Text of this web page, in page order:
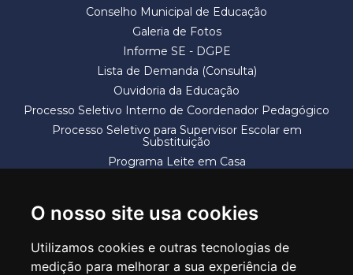
O nosso site usa cookies
Utilizamos cookies e outras tecnologias de
medição para melhorar a sua experiência de
Conselho Municipal de Educação
Galeria de Fotos
Informe SE - DGPE
Lista de Demanda (Consulta)
Ouvidoria da Educação
Processo Seletivo Interno de Coordenador Pedagógico
Processo Seletivo para Supervisor Escolar em
Substituição
Programa Leite em Casa